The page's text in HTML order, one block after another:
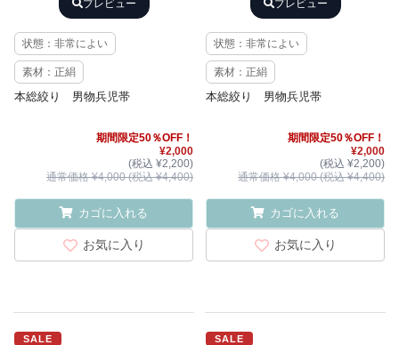
プレビュー
状態：非常によい
素材：正絹
本総絞り 男物兵児帯
期間限定50％OFF！
¥2,000
(税込 ¥2,200)
通常価格 ¥4,000 (税込 ¥4,400)
カゴに入れる
お気に入り
プレビュー
状態：非常によい
素材：正絹
本総絞り 男物兵児帯
期間限定50％OFF！
¥2,000
(税込 ¥2,200)
通常価格 ¥4,000 (税込 ¥4,400)
カゴに入れる
お気に入り
SALE SALE